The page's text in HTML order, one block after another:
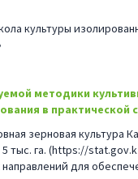
культуры
методики
в практической
зерновая культура
тыс. га. (https://
для